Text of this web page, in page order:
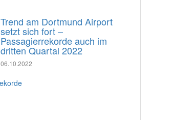
Trend am Dortmund Airport
setzt sich fort –
Passagierrekorde auch im
dritten Quartal 2022
06.10.2022